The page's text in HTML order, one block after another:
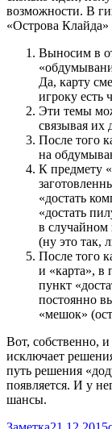
возможности. В
«Острова Клайда»
Выносим в
Да, карту
игроку есть
Эти темы
связывая их
После того
на
К предмету
«достать
«достать
в случайном
(ну это так,
После того
и «карта», в
пункт
постоянно
«мешок»
Вот, собственно, и
исключает
путь решения
появляется. И у
шансы.
Формат